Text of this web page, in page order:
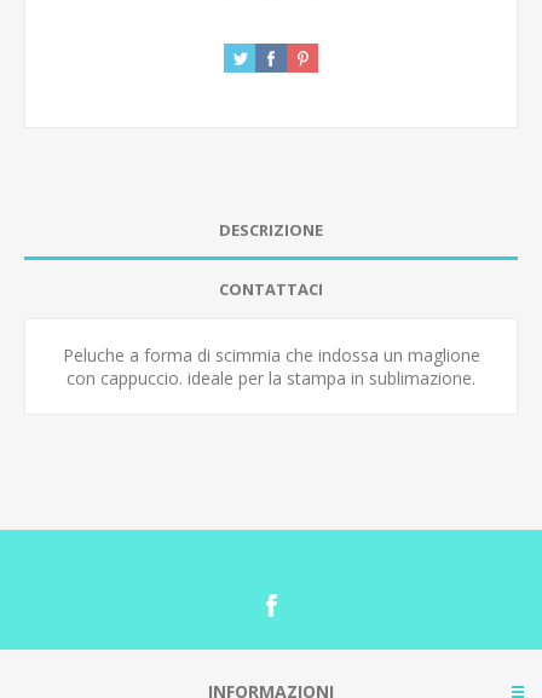
DESCRIZIONE
CONTATTACI
Peluche a forma di scimmia che indossa un maglione
con cappuccio. ideale per la stampa in sublimazione.
INFORMAZIONI